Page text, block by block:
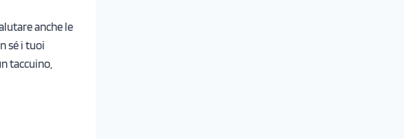
anche le
sé i tuoi
taccuino,